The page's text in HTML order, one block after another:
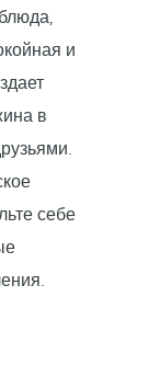
и
в
себе